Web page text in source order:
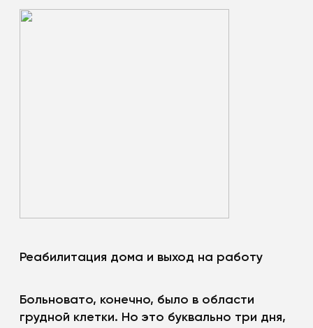
Реабилитация дома и выход на работу
Больновато, конечно, было в области
грудной клетки. Но это буквально три дня,